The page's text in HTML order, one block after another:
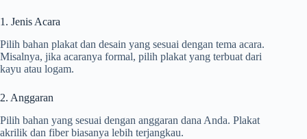
1. Jenis Acara
Pilih bahan plakat dan desain yang sesuai dengan tema acara.
Misalnya, jika acaranya formal, pilih plakat yang terbuat dari
kayu atau logam.
2. Anggaran
Pilih bahan yang sesuai dengan anggaran dana Anda. Plakat
akrilik dan fiber biasanya lebih terjangkau.